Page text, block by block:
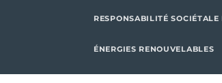
RESPONSABILITÉ SOCIÉTALE
ÉNERGIES RENOUVELABLES